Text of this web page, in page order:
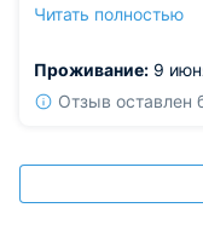
общая, как и
стильное.
Читать полностью
Проживание: 9
Отзыв оставлен